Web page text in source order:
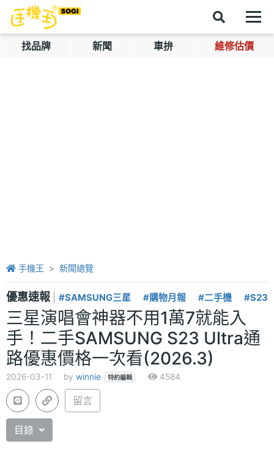
找品牌 新聞 車拚 維修估價
手機王 新聞總覽
優惠速報 #SAMSUNG三星 #購物月報 #二手機 #S23
三星演唱會神器不用1萬7就能入
手！二手SAMSUNG S23 Ultra通
路優惠價格一次看(2026.3)
2026-03-11 by winnie 特約編輯 4584
留言
目錄